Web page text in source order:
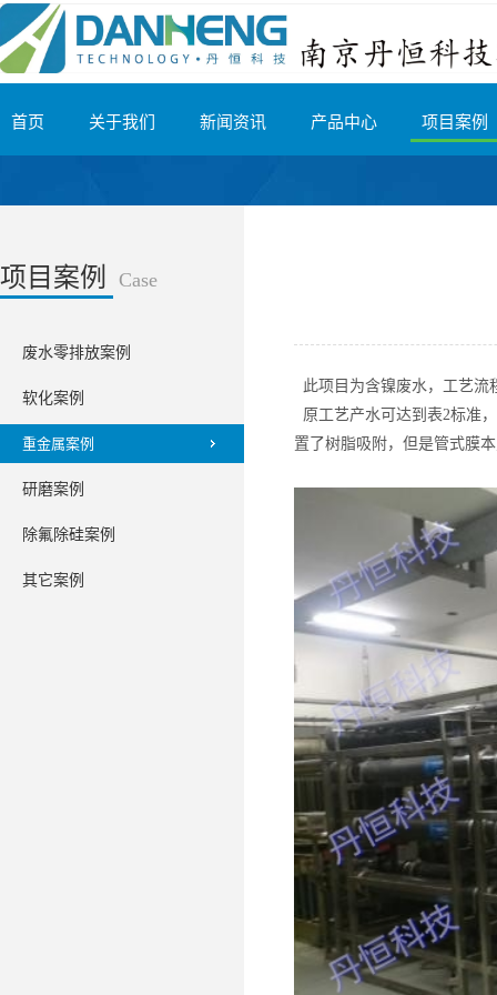
首页 关于我们 新闻资讯 产品中心 项目案例
项目案例 Case
废水零排放案例
软化案例
重金属案例
研磨案例
除氟除硅案例
其它案例
此项目为含镍废水，工艺
原工艺产水可达到表2标准
置了树脂吸附，但是管式膜